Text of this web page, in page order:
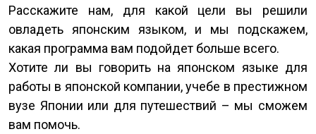
Расскажите нам, для какой цели вы решили
овладеть японским языком, и мы подскажем,
какая программа вам подойдет больше всего.
Хотите ли вы говорить на японском языке для
работы в японской компании, учебе в престижном
вузе Японии или для путешествий – мы сможем
вам помочь.